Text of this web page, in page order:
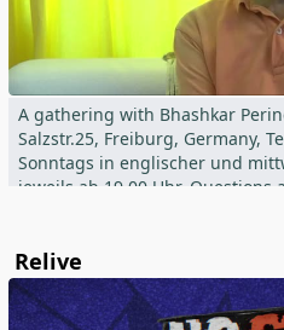
A gathering with Bhashkar
Salzstr.25, Freiburg, Germany,
Sonntags in englischer und
jeweils ab 19.00 Uhr.
Relive